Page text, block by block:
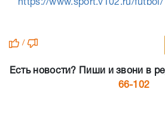
https://www.sport.v102.ru/futbol/
/
Есть новости? Пиши и звони в
66-102